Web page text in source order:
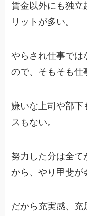
賃金以外にも独立
リットが多い。
やらされ仕事では
ので、そもそも仕
嫌いな上司や部下
スもない。
努力した分は全て
から、やり甲斐が
だから充実感、